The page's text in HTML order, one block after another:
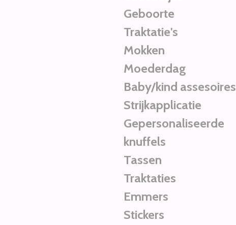
Geboorte
Traktatie's
Mokken
Moederdag
Baby/kind assesoires
Strijkapplicatie
Gepersonaliseerde
knuffels
Tassen
Traktaties
Emmers
Stickers